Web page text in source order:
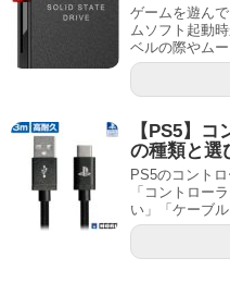
ゲームを遊ん
ムソフト起動
ベルの際やム
【PS5】
の種類と選
PS5のコント
「コントロー
い」「ケーブ